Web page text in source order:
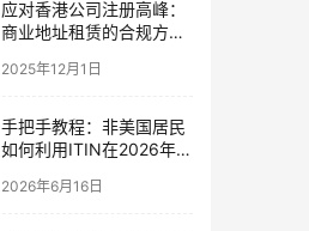
应对香港公司注册高峰：
商业地址租赁的合规方案
2025年12月1日
手把手教程：非美国居民
如何利用ITIN在2026年开
账户 ？
2026年6月16日